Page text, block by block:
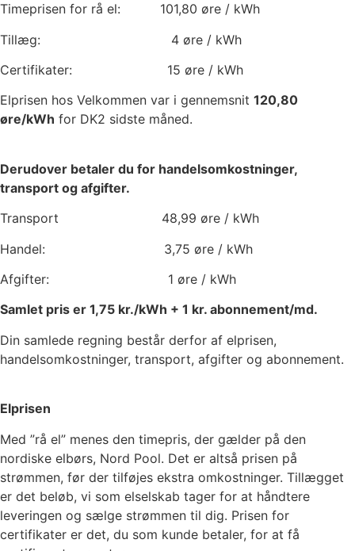
Timeprisen for rå el: 101,80 øre / kWh
Tillæg: 4 øre / kWh
Certifikater: 15 øre / kWh
Elprisen hos Velkommen var i gennemsnit 120,80
øre/kWh for DK2 sidste måned.
Derudover betaler du for handelsomkostninger,
transport og afgifter.
Transport 48,99 øre / kWh
Handel: 3,75 øre / kWh
Afgifter: 1 øre / kWh
Samlet pris er 1,75 kr./kWh + 1 kr. abonnement/md.
Din samlede regning består derfor af elprisen,
handelsomkostninger, transport, afgifter og abonnement.
Elprisen
Med ”rå el” menes den timepris, der gælder på den
nordiske elbørs, Nord Pool. Det er altså prisen på
strømmen, før der tilføjes ekstra omkostninger. Tillægget
er det beløb, vi som elselskab tager for at håndtere
leveringen og sælge strømmen til dig. Prisen for
certifikater er det, du som kunde betaler, for at få